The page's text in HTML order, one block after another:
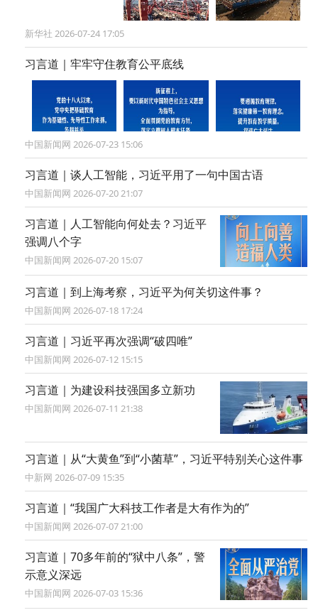
新华社 2026-07-24 17:05
习言道｜牢牢守住教育公平底线
中国新闻网 2026-07-23 15:06
习言道｜谈人工智能，习近平用了一句中国古语
中国新闻网 2026-07-20 21:07
习言道｜人工智能向何处去？习近平
强调八个字
中国新闻网 2026-07-20 15:07
习言道｜到上海考察，习近平为何关切这件事？
中国新闻网 2026-07-18 17:24
习言道｜习近平再次强调“破四唯”
中国新闻网 2026-07-12 15:15
习言道｜为建设科技强国多立新功
中国新闻网 2026-07-11 21:38
习言道｜从“大黄鱼”到“小菌草”，习近平特别关心这件事
中新网 2026-07-09 15:35
习言道｜“我国广大科技工作者是大有作为的”
中国新闻网 2026-07-07 21:00
习言道｜70多年前的“狱中八条”，警
示意义深远
中国新闻网 2026-07-03 15:36